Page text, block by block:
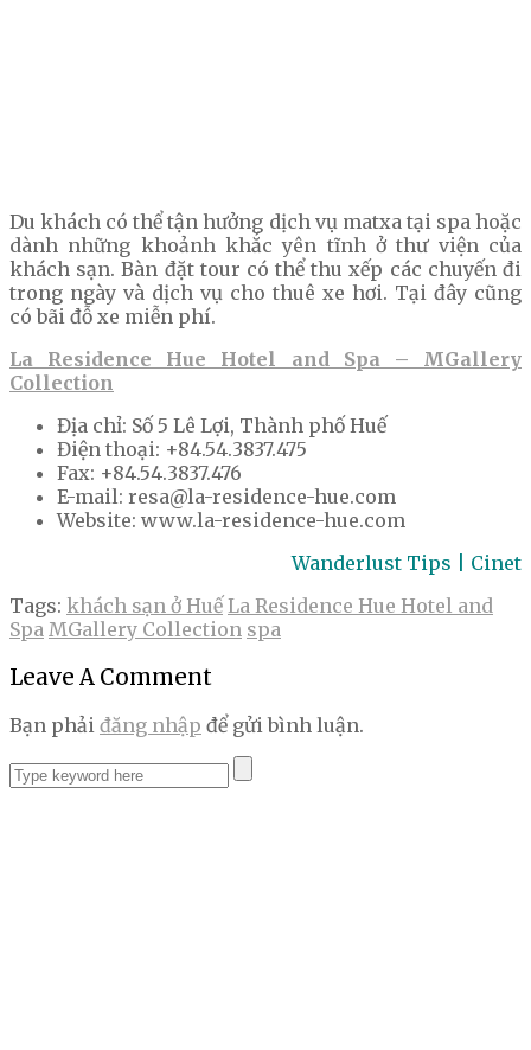
Du khách có thể tận hưởng dịch vụ matxa tại spa hoặc
dành những khoảnh khắc yên tĩnh ở thư viện của
khách sạn. Bàn đặt tour có thể thu xếp các chuyến đi
trong ngày và dịch vụ cho thuê xe hơi. Tại đây cũng
có bãi đỗ xe miễn phí.
La Residence Hue Hotel and Spa – MGallery
Collection
Địa chỉ: Số 5 Lê Lợi, Thành phố Huế
Điện thoại: +84.54.3837.475
Fax: +84.54.3837.476
E-mail: resa@la-residence-hue.com
Website: www.la-residence-hue.com
Wanderlust Tips | Cinet
Tags: khách sạn ở Huế La Residence Hue Hotel and
Spa MGallery Collection spa
Leave A Comment
Bạn phải đăng nhập để gửi bình luận.